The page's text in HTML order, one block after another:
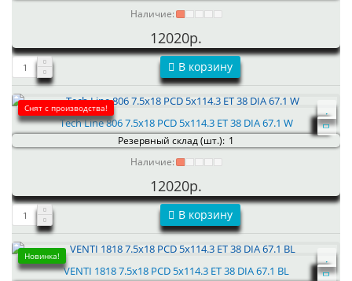
Наличие:
12020р.
В корзину
Снят с производства!
Tech Line 806 7.5x18 PCD 5x114.3 ET 38 DIA 67.1 W
Резервный склад (шт.): 1
Наличие:
12020р.
В корзину
Новинка!
VENTI 1818 7.5x18 PCD 5x114.3 ET 38 DIA 67.1 BL